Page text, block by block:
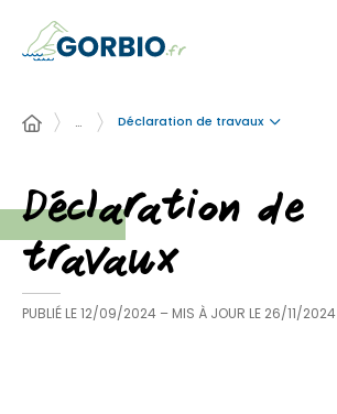
… Déclaration de travaux
Déclaration de
travaux
PUBLIÉ LE12/09/2024 – MIS À JOUR LE 26/11/2024